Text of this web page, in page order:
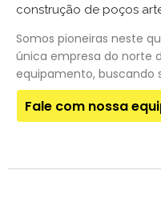
construção de poços
Somos pioneiras neste
única empresa do norte
equipamento, buscando
Fale com nossa